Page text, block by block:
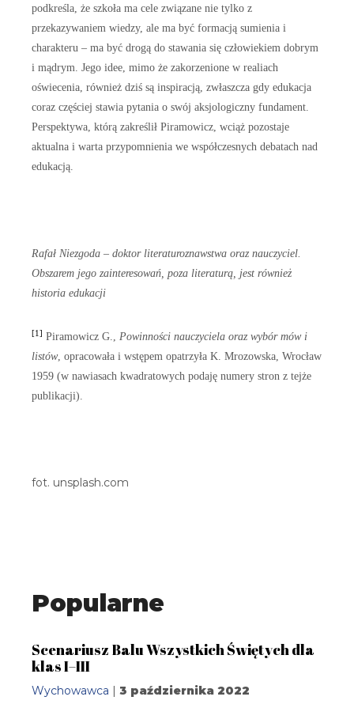
podkreśla, że szkoła ma cele związane nie tylko z
przekazywaniem wiedzy, ale ma być formacją sumienia i
charakteru – ma być drogą do stawania się człowiekiem dobrym
i mądrym. Jego idee, mimo że zakorzenione w realiach
oświecenia, również dziś są inspiracją, zwłaszcza gdy edukacja
coraz częściej stawia pytania o swój aksjologiczny fundament.
Perspektywa, którą zakreślił Piramowicz, wciąż pozostaje
aktualna i warta przypomnienia we współczesnych debatach nad
edukacją.
Rafał Niezgoda – doktor literaturoznawstwa oraz nauczyciel.
Obszarem jego zainteresowań, poza literaturą, jest również
historia edukacji
[1] Piramowicz G., Powinności nauczyciela oraz wybór mów i
listów, opracowała i wstępem opatrzyła K. Mrozowska, Wrocław
1959 (w nawiasach kwadratowych podaję numery stron z tejże
publikacji).
fot. unsplash.com
Popularne
Scenariusz Balu Wszystkich Świętych dla
klas I–III
Wychowawca | 3 października 2022